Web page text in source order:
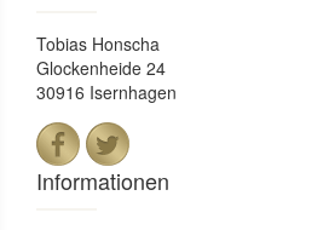
Tobias Honscha
Glockenheide 24
30916 Isernhagen
Informationen